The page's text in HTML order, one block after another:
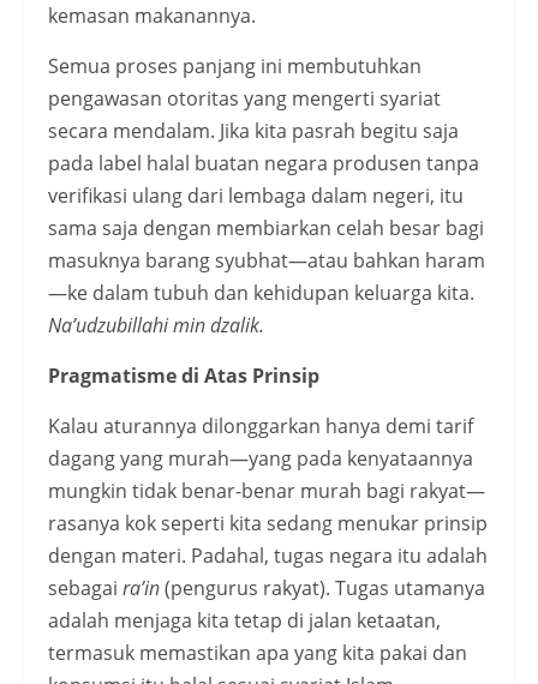
kemasan makanannya.
Semua proses panjang ini membutuhkan
pengawasan otoritas yang mengerti syariat
secara mendalam. Jika kita pasrah begitu saja
pada label halal buatan negara produsen tanpa
verifikasi ulang dari lembaga dalam negeri, itu
sama saja dengan membiarkan celah besar bagi
masuknya barang syubhat—atau bahkan haram
—ke dalam tubuh dan kehidupan keluarga kita.
Na’udzubillahi min dzalik.
Pragmatisme di Atas Prinsip
Kalau aturannya dilonggarkan hanya demi tarif
dagang yang murah—yang pada kenyataannya
mungkin tidak benar-benar murah bagi rakyat—
rasanya kok seperti kita sedang menukar prinsip
dengan materi. Padahal, tugas negara itu adalah
sebagai ra’in(pengurus rakyat). Tugas utamanya
adalah menjaga kita tetap di jalan ketaatan,
termasuk memastikan apa yang kita pakai dan